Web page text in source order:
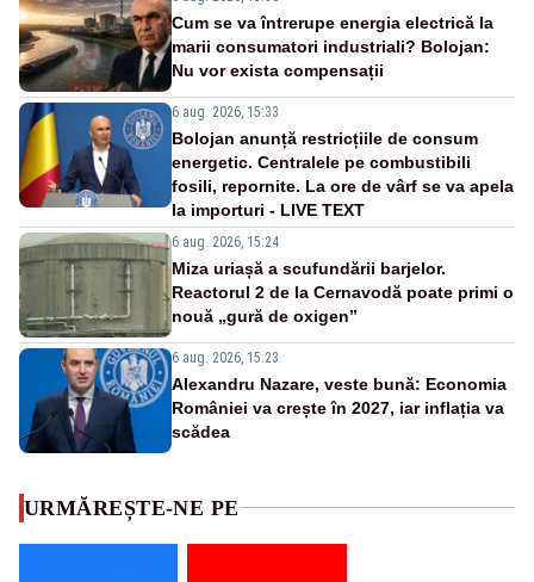
Cum se va întrerupe energia electrică la
marii consumatori industriali? Bolojan:
Nu vor exista compensații
6 aug. 2026, 15:33
Bolojan anunță restricțiile de consum
energetic. Centralele pe combustibili
fosili, repornite. La ore de vârf se va apela
la importuri - LIVE TEXT
6 aug. 2026, 15:24
Miza uriașă a scufundării barjelor.
Reactorul 2 de la Cernavodă poate primi o
nouă „gură de oxigen”
6 aug. 2026, 15:23
Alexandru Nazare, veste bună: Economia
României va crește în 2027, iar inflația va
scădea
URMĂREȘTE-NE PE